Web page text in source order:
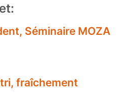
Séminaire MOZA
fraîchement